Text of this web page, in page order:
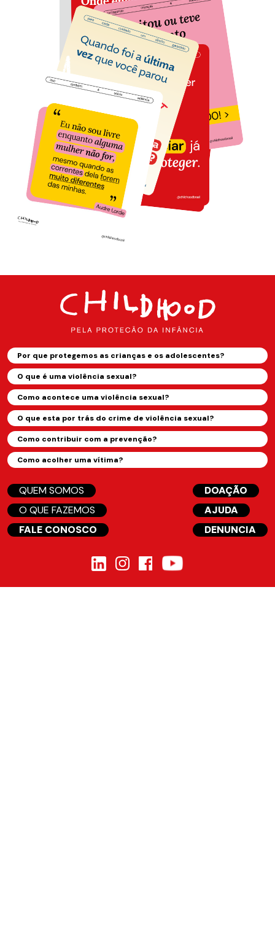
Por que protegemos as crianças e os adolescentes?
O que é uma violência sexual?
Como acontece uma violência sexual?
O que esta por trás do crime de violência sexual?
Como contribuir com a prevenção?
Como acolher uma vítima?
QUEM SOMOS
O QUE FAZEMOS
FALE CONOSCO
DOAÇÃO
AJUDA
DENUNCIA